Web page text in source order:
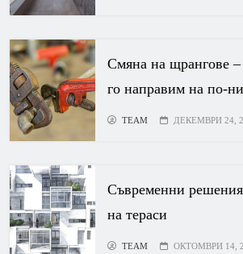
Смяна на щрангове
го направим на по-
TEAM ДЕКЕМВРИ 24,
Съвременни решения
на тераси
TEAM ОКТОМВРИ 14,